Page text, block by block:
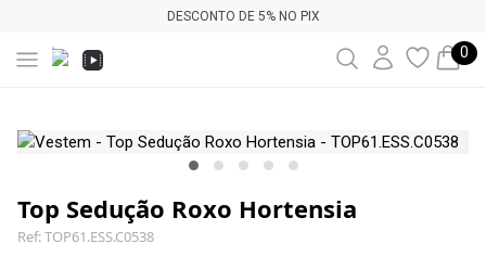
DESCONTO DE 5% NO PIX
0
Top Sedução Roxo Hortensia
Ref: TOP61.ESS.C0538